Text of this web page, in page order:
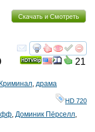
Скачать и Смотреть
смотреть
21
Криминал, драма
HD 720
, Доминик Пёрселл,